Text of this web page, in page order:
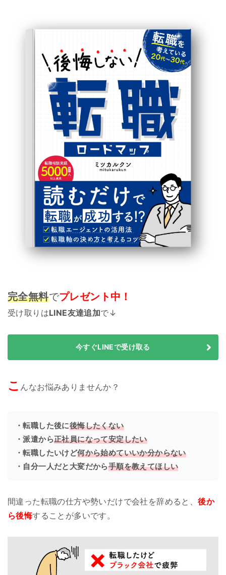
完全無料でプレゼント中！
受け取りはLINE友達追加で↓
今すぐLINEで受け取る
こ んなお悩みありませんか？
・転職した後に後悔したくない
・派遣から正社員になって安定したい
・転職したいけど何から始めていいか分からない
・自分一人だと大変だから手順を教えてほしい
間違った転職の仕方や勢いだけで会社を辞めると、後か
ら後悔することが多いです。